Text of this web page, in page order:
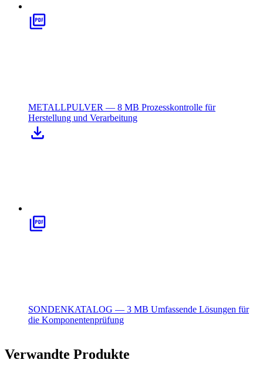
METALLPULVER — 8 MB Prozesskontrolle für
Herstellung und Verarbeitung
SONDENKATALOG — 3 MB Umfassende Lösungen für
die Komponentenprüfung
Verwandte Produkte